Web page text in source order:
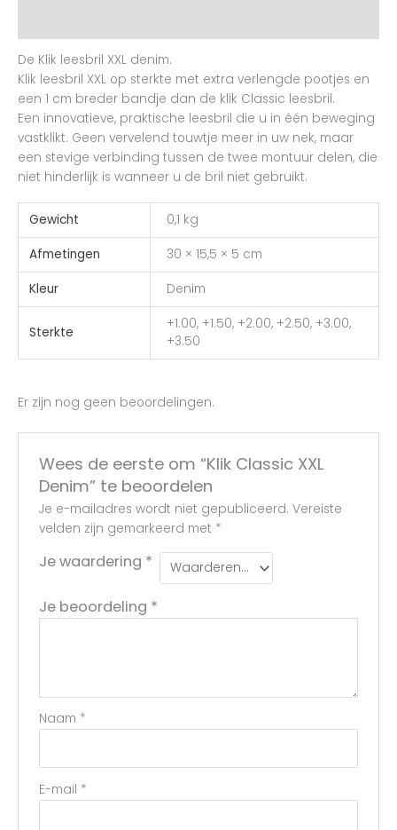
De Klik leesbril XXL denim.
Klik leesbril XXL op sterkte met extra verlengde pootjes en
een 1 cm breder bandje dan de klik Classic leesbril.
Een innovatieve, praktische leesbril die u in één beweging
vastklikt. Geen vervelend touwtje meer in uw nek, maar
een stevige verbinding tussen de twee montuur delen, die
niet hinderlijk is wanneer u de bril niet gebruikt.
Gewicht 0,1 kg
Afmetingen 30 × 15,5 × 5 cm
Kleur Denim
Sterkte
+1.00, +1.50, +2.00, +2.50, +3.00,
+3.50
Er zijn nog geen beoordelingen.
Wees de eerste om “Klik Classic XXL
Denim” te beoordelen
Je e-mailadres wordt niet gepubliceerd. Vereiste
velden zijn gemarkeerd met *
Je waardering *
Je beoordeling *
Naam *
E-mail *